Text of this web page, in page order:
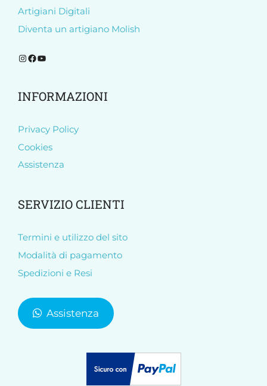
Artigiani Digitali
Diventa un artigiano Molish
Segui Molish su Instagram
Segui Molish su Facebook
Iscriviti al nostro canale YouTube
INFORMAZIONI
Privacy Policy
Cookies
Assistenza
SERVIZIO CLIENTI
Termini e utilizzo del sito
Modalità di pagamento
Spedizioni e Resi
Assistenza